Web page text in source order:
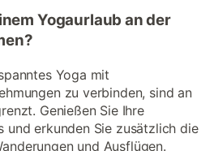
Yogaurlaub an der
Yoga mit
zu verbinden, sind an
Genießen Sie Ihre
und erkunden Sie zusätzlich die
und Ausflügen.